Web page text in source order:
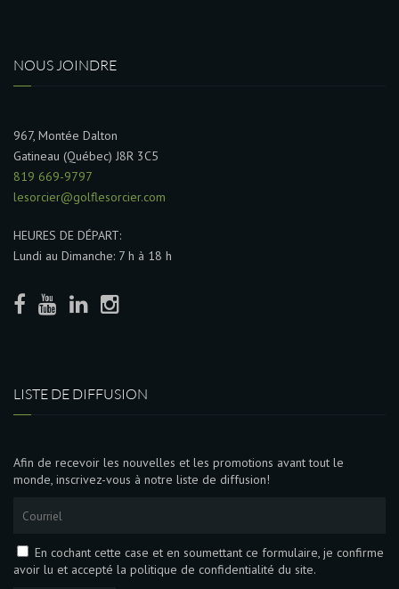
NOUS JOINDRE
967, Montée Dalton
Gatineau (Québec) J8R 3C5
819 669-9797
lesorcier@golflesorcier.com
HEURES DE DÉPART:
Lundi au Dimanche: 7 h à 18 h
LISTE DE DIFFUSION
Afin de recevoir les nouvelles et les promotions avant tout le
monde, inscrivez-vous à notre liste de diffusion!
En cochant cette case et en soumettant ce formulaire, je confirme
avoir lu et accepté la politique de confidentialité du site.